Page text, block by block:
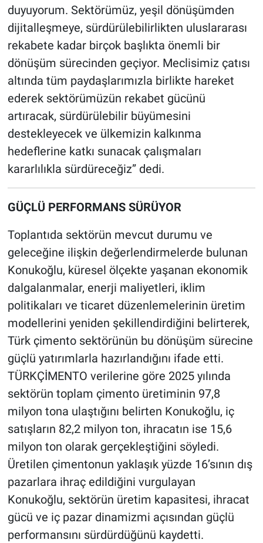
duyuyorum. Sektörümüz, yeşil dönüşümden
dijitalleşmeye, sürdürülebilirlikten uluslararası
rekabete kadar birçok başlıkta önemli bir
dönüşüm sürecinden geçiyor. Meclisimiz çatısı
altında tüm paydaşlarımızla birlikte hareket
ederek sektörümüzün rekabet gücünü
artıracak, sürdürülebilir büyümesini
destekleyecek ve ülkemizin kalkınma
hedeflerine katkı sunacak çalışmaları
kararlılıkla sürdüreceğiz” dedi.
GÜÇLÜ PERFORMANS SÜRÜYOR
Toplantıda sektörün mevcut durumu ve
geleceğine ilişkin değerlendirmelerde bulunan
Konukoğlu, küresel ölçekte yaşanan ekonomik
dalgalanmalar, enerji maliyetleri, iklim
politikaları ve ticaret düzenlemelerinin üretim
modellerini yeniden şekillendirdiğini belirterek,
Türk çimento sektörünün bu dönüşüm sürecine
güçlü yatırımlarla hazırlandığını ifade etti.
TÜRKÇİMENTO verilerine göre 2025 yılında
sektörün toplam çimento üretiminin 97,8
milyon tona ulaştığını belirten Konukoğlu, iç
satışların 82,2 milyon ton, ihracatın ise 15,6
milyon ton olarak gerçekleştiğini söyledi.
Üretilen çimentonun yaklaşık yüzde 16’sının dış
pazarlara ihraç edildiğini vurgulayan
Konukoğlu, sektörün üretim kapasitesi, ihracat
gücü ve iç pazar dinamizmi açısından güçlü
performansını sürdürdüğünü kaydetti.